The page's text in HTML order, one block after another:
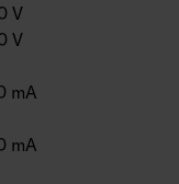
V
V
mA
mA